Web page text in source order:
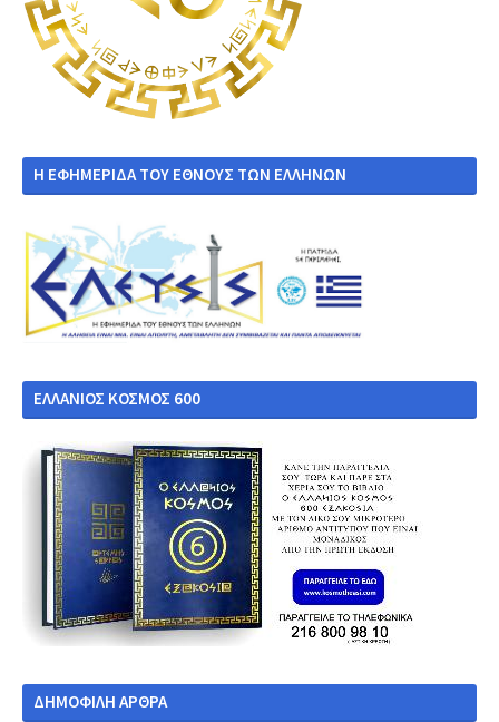
Η ΕΦΗΜΕΡΙΔΑ ΤΟΥ ΕΘΝΟΥΣ ΤΩΝ ΕΛΛΗΝΩΝ
ΕΛΛΑΝΙΟΣ ΚΟΣΜΟΣ 600
ΔΗΜΟΦΙΛΗ ΑΡΘΡΑ